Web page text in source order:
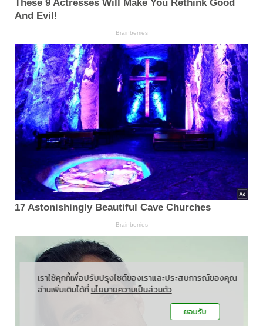
เราใช้คุกกี้เพื่อปรับปรุงไซต์ของเราและประสบการณ์ของคุณ
อ่านเพิ่มเติมได้ที่นโยบายความเป็นส่วนตัว
ยอมรับ